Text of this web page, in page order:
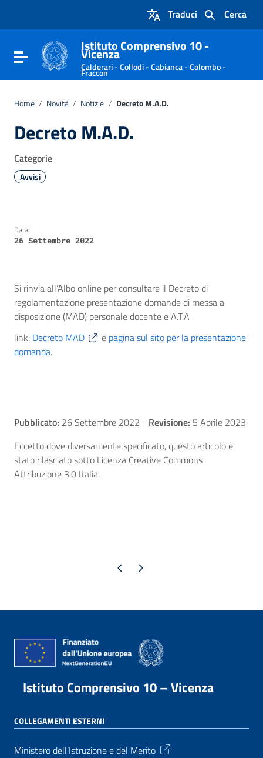
Vai al footer
Cerca
Traduci
Attiva / disattiva la navigazione
Istituto Comprensivo 10 -
Vicenza
Calderari - Collodi - Cabianca - Colombo -
Fraccon
Home / Novità / Notizie / Decreto M.A.D.
Decreto M.A.D.
Categorie
Avvisi
Data:
26 Settembre 2022
Si rinvia all’Albo online per consultare il Decreto di
regolamentazione presentazione domande di messa a
disposizione (MAD) personale docente e A.T.A
link: Decreto MAD e pagina sul sito per la presentazione
domanda.
Pubblicato: 26 Settembre 2022 - Revisione: 5 Aprile 2023
Eccetto dove diversamente specificato, questo articolo è
stato rilasciato sotto Licenza Creative Commons
Attribuzione 3.0 Italia.
Pagina precedente
Pagina successiva
Istituto Comprensivo 10 – Vicenza
COLLEGAMENTI ESTERNI
Ministero dell’Istruzione e del Merito